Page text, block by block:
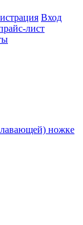
Вход
лист
ножке